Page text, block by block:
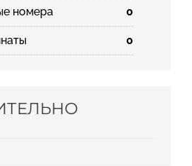
номера 0
0